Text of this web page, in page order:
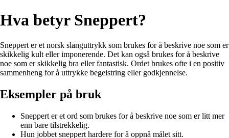
Hva betyr Sneppert?
Sneppert er et norsk slanguttrykk som brukes for å beskrive noe som er
skikkelig kult eller imponerende. Det kan også brukes for å beskrive
noe som er skikkelig bra eller fantastisk. Ordet brukes ofte i en positiv
sammenheng for å uttrykke begeistring eller godkjennelse.
Eksempler på bruk
Sneppert er et ord som brukes for å beskrive noe som er litt mer
enn bare tilstrekkelig.
Hun jobbet sneppert hardere for å oppnå målet sitt.